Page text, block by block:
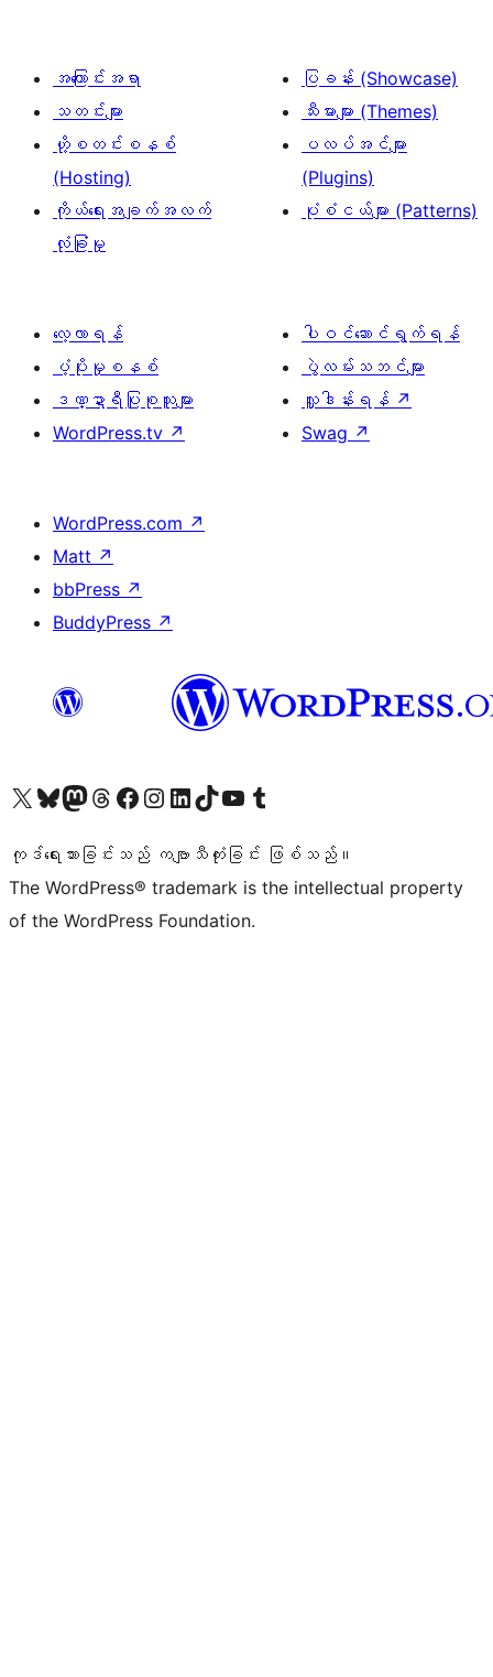
အကြောင်းအရာ
သတင်းများ
ဟို့စတင်းစနစ်
(Hosting)
ကိုယ်ရေးအချက်အလက်
လုံခြုံမှု
ပြခန်း (Showcase)
သီးမားများ (Themes)
ပလပ်အင်များ
(Plugins)
ပုံစံငယ်များ (Patterns)
လေ့လာရန်
ပံ့ပိုးမှုစနစ်
ဒဏ္ဍာရီပြုစုသူများ
WordPress.tv ↗
ပါဝင်ဆောင်ရွက်ရန်
ပွဲလမ်းသဘင်များ
လှူဒါန်းရန် ↗
Swag ↗
WordPress.com ↗
Matt ↗
bbPress ↗
BuddyPress ↗
ကျွန်ုပ်တို့၏ X (ယခင် Twitter) အကောင့်သို့ သွားရောက်ကြည့်ရှုပါကျွန်ုပ်တို့၏ Bluesky အကောင့်သို့ ဝင်ရောက်ကြည့်ရှုရန်
ကျွန်ုပ်တို့၏ Mastodon အကောင့်သို့ သွားရောက်ကြည့်ရှုပါကျွန်ုပ်တို့၏ Threads အကောင့်သို့ ဝင်ရောက်ကြည့်ရှုရန်
ကျွန်ုပ်တို့၏ Facebook စာမျက်နှာသို့ သွားရောက်ကြည့်ရှုပါကျွန်ုပ်တို့၏ Instagram အကောင့်သို့ သွားရောက်ကြည့်ရှုပါ ကျွန်ုပ်တို့၏ LinkedIn အကောင့်သို့ သွားရောက်ကြည့်ရှုပါကျွန်ုပ်တို့၏ TikTok အကောင့်သို့ ဝင်ရောက်ကြည့်ရှုရန်
ကျွန်ုပ်တို့၏ YouTube ချန်နယ်သို့ သွားရောက်ကြည့်ရှုပါ ကျွန်ုပ်တို့၏ Tumblr အကောင့်သို့ ဝင်ရောက်ကြည့်ရှုရန်
ကုဒ်ရေးသားခြင်းသည် ကဗျာသီကုံးခြင်း ဖြစ်သည်။
The WordPress® trademark is the intellectual property
of the WordPress Foundation.